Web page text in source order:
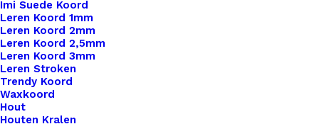
Imi Suede Koord
Leren Koord 1mm
Leren Koord 2mm
Leren Koord 2,5mm
Leren Koord 3mm
Leren Stroken
Trendy Koord
Waxkoord
Hout
Houten Kralen
Steekmarkeerders Smiley Aqua